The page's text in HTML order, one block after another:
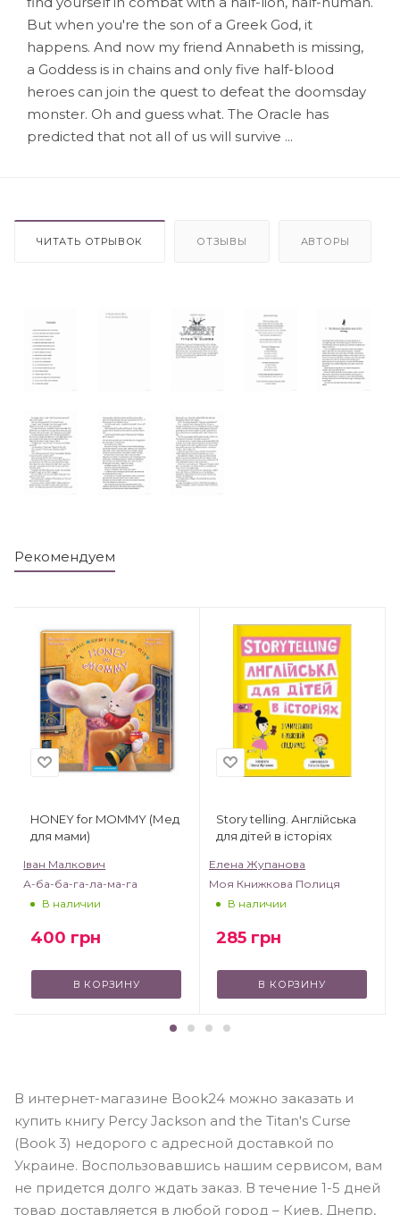
But when you're the son of a Greek God, it
happens. And now my friend Annabeth is missing,
a Goddess is in chains and only five half-blood
heroes can join the quest to defeat the doomsday
monster. Oh and guess what. The Oracle has
predicted that not all of us will survive ...
ЧИТАТЬ ОТРЫВОК ОТЗЫВЫ АВТОРЫ
Рекомендуем
HONEY for MOMMY (Мед
для мами)
Іван Малкович
А-ба-ба-га-ла-ма-га
В наличии
400 грн
В КОРЗИНУ
Story telling. Англійська
для дітей в історіях
Елена Жупанова
Моя Книжкова Полиця
В наличии
285 грн
В КОРЗИНУ
В интернет-магазине Book24 можно заказать и
купить книгу Percy Jackson and the Titan's Curse
(Book 3) недорого с адресной доставкой по
Украине. Воспользовавшись нашим сервисом, вам
не придется долго ждать заказ. В течение 1-5 дней
товар доставляется в любой город – Киев, Днепр,